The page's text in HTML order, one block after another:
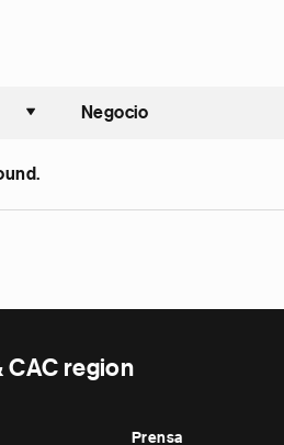
Ordenar
Negocio
CAC region
Prensa